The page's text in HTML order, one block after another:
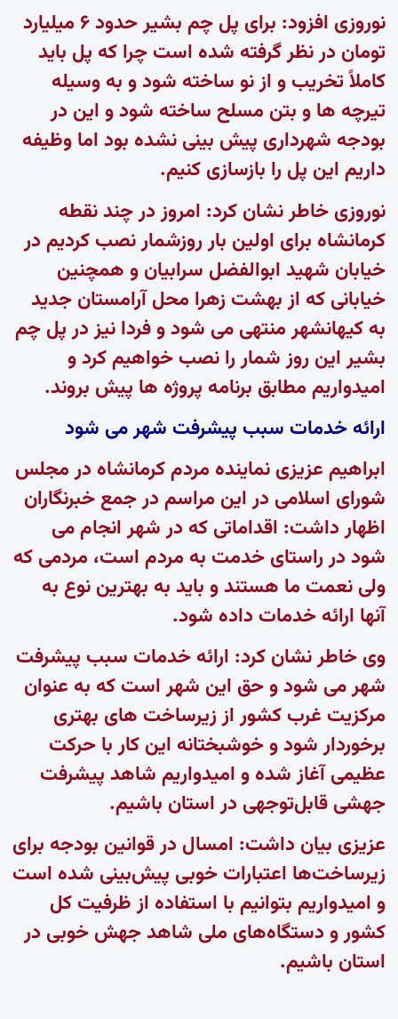
نوروزی افزود: برای پل چم بشیر حدود ۶ میلیارد
تومان در نظر گرفته شده است چرا که پل باید
کاملاً تخریب و از نو ساخته شود و به وسیله
تیرچه ها و بتن مسلح ساخته شود و این در
بودجه شهرداری پیش بینی نشده بود اما وظیفه
داریم این پل را بازسازی کنیم.
نوروزی خاطر نشان کرد: امروز در چند نقطه
کرمانشاه برای اولین بار روزشمار نصب کردیم در
خیابان شهید ابوالفضل سرابیان و همچنین
خیابانی که از بهشت زهرا محل آرامستان جدید
به کیهانشهر منتهی می شود و فردا نیز در پل چم
بشیر این روز شمار را نصب خواهیم کرد و
امیدواریم مطابق برنامه پروژه ها پیش بروند.
ارائه خدمات سبب پیشرفت شهر می شود
ابراهیم عزیزی نماینده مردم کرمانشاه در مجلس
شورای اسلامی در این مراسم در جمع خبرنگاران
اظهار داشت: اقداماتی که در شهر انجام می
شود در راستای خدمت به مردم است، مردمی که
ولی نعمت ما هستند و باید به بهترین نوع به
آنها ارائه خدمات داده شود.
وی خاطر نشان کرد: ارائه خدمات سبب پیشرفت
شهر می شود و حق این شهر است که به عنوان
مرکزیت غرب کشور از زیرساخت های بهتری
برخوردار شود و خوشبختانه این کار با حرکت
عظیمی آغاز شده و امیدواریم شاهد پیشرفت
جهشی قابل‌توجهی در استان باشیم.
عزیزی بیان داشت: امسال در قوانین بودجه برای
زیرساخت‌ها اعتبارات خوبی پیش‌بینی شده است
و امیدواریم بتوانیم با استفاده از ظرفیت کل
کشور و دستگاه‌های ملی شاهد جهش خوبی در
استان باشیم.